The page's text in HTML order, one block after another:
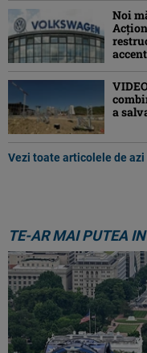
Noi
a
Vezi toate articolele de azi
TE-AR MAI PUTEA